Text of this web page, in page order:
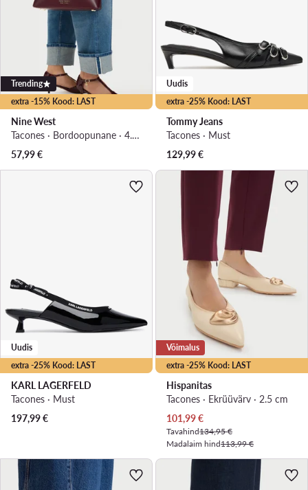
extra -15% Kood: LAST
Trending
Nine West
Tacones · Bordoopunane · 4.5 cm
57,99€
extra -25% Kood: LAST
Uudis
Tommy Jeans
Tacones · Must
129,99€
extra -25% Kood: LAST
Uudis
KARL LAGERFELD
Tacones · Must
197,99€
extra -25% Kood: LAST
Võimalus
Hispanitas
Tacones · Ekrüüvärv · 2.5 cm
Praegune hind
101,99€
Tavahind134,95 €
Madalaim hind113,99 €